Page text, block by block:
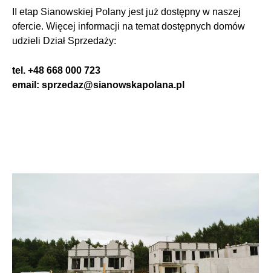
II etap Sianowskiej Polany jest już dostępny w naszej
ofercie. Więcej informacji na temat dostępnych domów
udzieli Dział Sprzedaży:
tel. +48 668 000 723
email: sprzedaz@sianowskapolana.pl